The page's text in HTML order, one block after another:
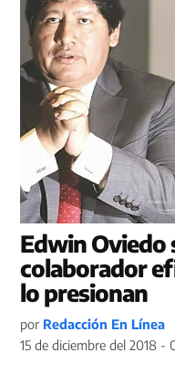
Edwin Oviedo
colaborador
lo presionan
por Redacción En Línea
15 de diciembre del 2018 -